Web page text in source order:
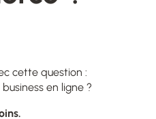
cette question :
en ligne ?